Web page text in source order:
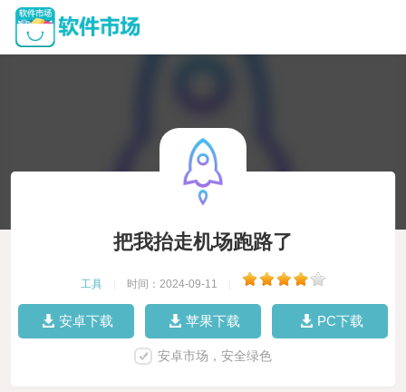
把我抬走机场跑路了
工具 时间：2024-09-11
安卓下载 苹果下载 PC下载
安卓市场，安全绿色